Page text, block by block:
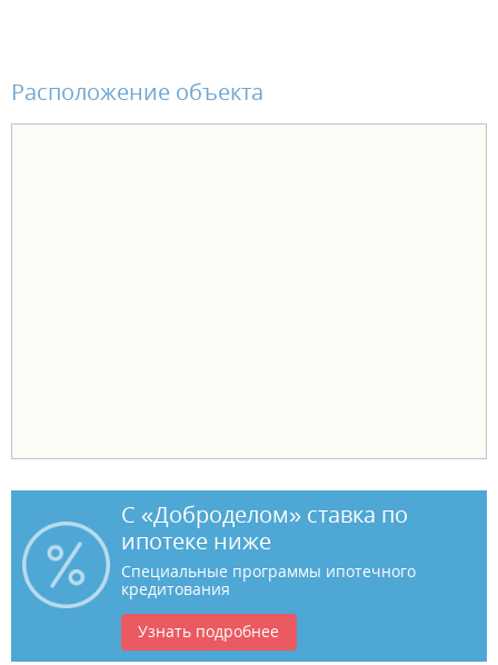
Расположение объекта
С «Доброделом» ставка по
ипотеке ниже
Специальные программы ипотечного
кредитования
Узнать подробнее